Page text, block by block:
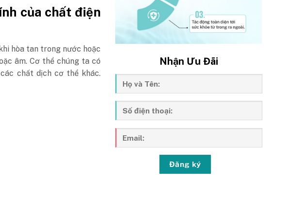
của chất điện
hòa tan trong nước hoặc
âm. Cơ thể chúng ta có
chất dịch cơ thể khác.
Nhận Ưu Đãi
Đăng ký